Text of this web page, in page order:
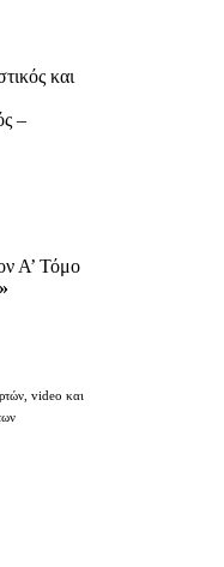
και
–
Α’ Τόμο
video και